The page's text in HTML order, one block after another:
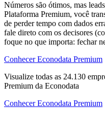
Números são ótimos, mas
Plataforma Premium, você
de perder tempo com dados
fale direto com os decisores
foque no que importa: fechar
Conhecer Econodata Premium
Visualize todas as 24.130
Premium da Econodata
Conhecer Econodata Premium